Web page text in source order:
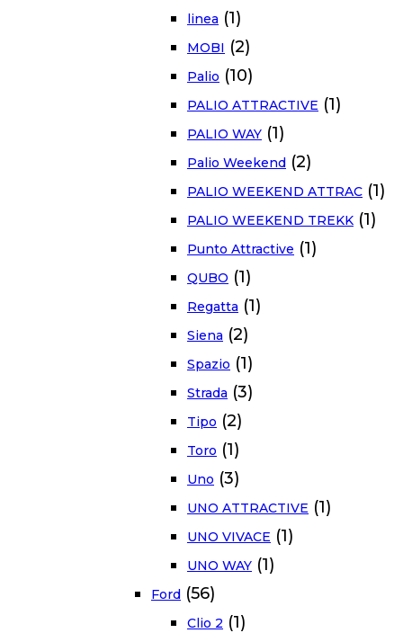
linea (1)
MOBI (2)
Palio (10)
PALIO ATTRACTIVE (1)
PALIO WAY (1)
Palio Weekend (2)
PALIO WEEKEND ATTRAC (1)
PALIO WEEKEND TREKK (1)
Punto Attractive (1)
QUBO (1)
Regatta (1)
Siena (2)
Spazio (1)
Strada (3)
Tipo (2)
Toro (1)
Uno (3)
UNO ATTRACTIVE (1)
UNO VIVACE (1)
UNO WAY (1)
Ford (56)
Clio 2 (1)